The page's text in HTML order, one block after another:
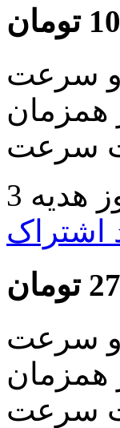
تومان
و سرعت
همزمان
سرعت
هدیه
اشتراک
تومان
سرعت
همزمان
سرعت